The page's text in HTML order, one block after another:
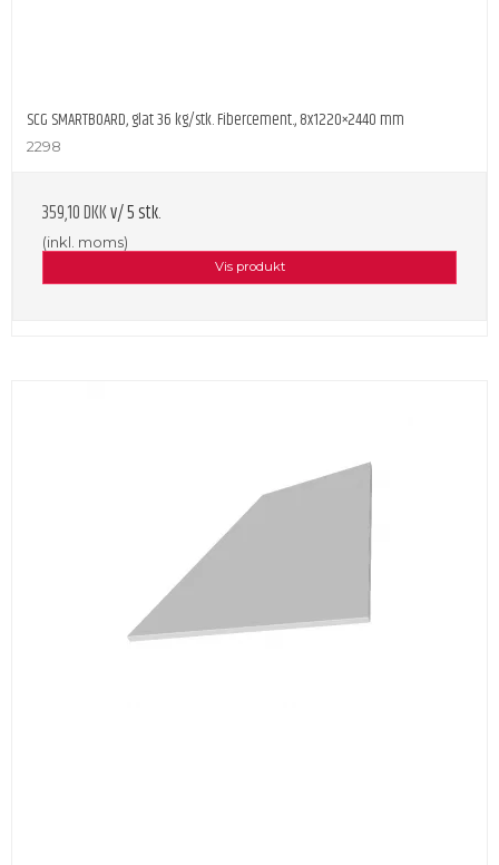
SCG SMARTBOARD, glat 36 kg/stk. Fibercement., 8x1220×2440 mm
2298
359,10 DKKv/ 5 stk.
(inkl. moms)
Vis produkt